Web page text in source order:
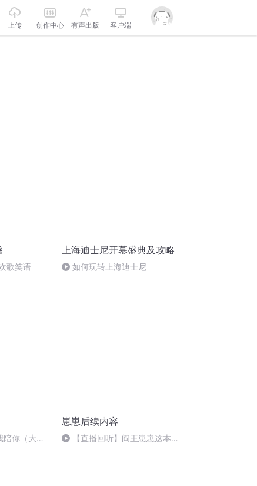
上传 创作中心 有声出版 客户端
歌笑语
上海迪士尼开幕盛典及攻略
如何玩转上海迪士尼
你（大结
崽崽后续内容
【直播回听】阎王崽崽这本的